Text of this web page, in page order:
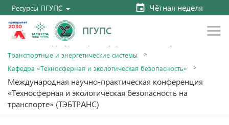
Ресурсы ПГУПС Чётная неделя
ПГУПС
Главная Структура и органы управления
Транспортные и энергетические системы
Кафедра «Техносферная и экологическая безопасность»
Международная научно-практическая конференция
«Техносферная и экологическая безопасность на
транспорте» (ТЭБТРАНС)